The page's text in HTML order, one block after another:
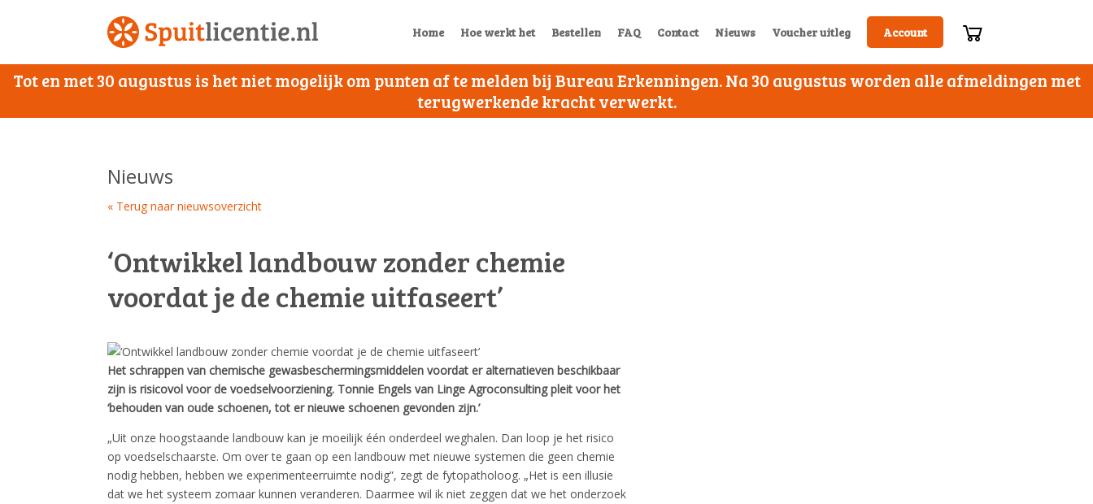
Home Hoe werkt het Bestellen FAQ Contact Nieuws Voucher uitleg Account
Tot en met 30 augustus is het niet mogelijk om punten af te melden bij Bureau Erkenningen. Na 30 augustus worden alle afmeldingen met
terugwerkende kracht verwerkt.
Nieuws
« Terug naar nieuwsoverzicht
‘Ontwikkel landbouw zonder chemie
voordat je de chemie uitfaseert’
Het schrappen van chemische gewasbeschermingsmiddelen voordat er alternatieven beschikbaar
zijn is risicovol voor de voedselvoorziening. Tonnie Engels van Linge Agroconsulting pleit voor het
‘behouden van oude schoenen, tot er nieuwe schoenen gevonden zijn.’
„Uit onze hoogstaande landbouw kan je moeilijk één onderdeel weghalen. Dan loop je het risico
op voedselschaarste. Om over te gaan op een landbouw met nieuwe systemen die geen chemie
nodig hebben, hebben we experimenteerruimte nodig”, zegt de fytopatholoog. „Het is een illusie
dat we het systeem zomaar kunnen veranderen. Daarmee wil ik niet zeggen dat we het onderzoek